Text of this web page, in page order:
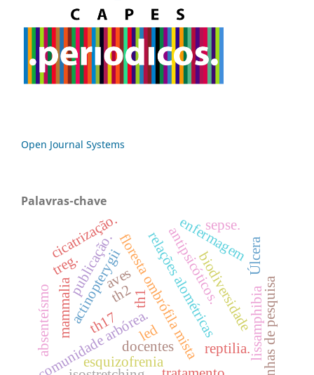
Open Journal Systems
Palavras-chave
relações alométricas
floresta ombrófila mista
comunidade arbórea.
actinopterygii
aves biodiversidadelissamphibia
mammalia
reptilia.
enfermagem
docentes linhas de pesquisa
publicação. Úlcera
led
cicatrização.
esquizofrenia
antipsicóticos.
absenteísmo
sepse.
th1
th2
th17
treg.